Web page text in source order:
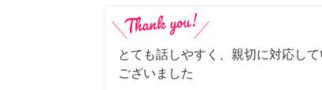
とても話しやすく、親切に対応し
ございました